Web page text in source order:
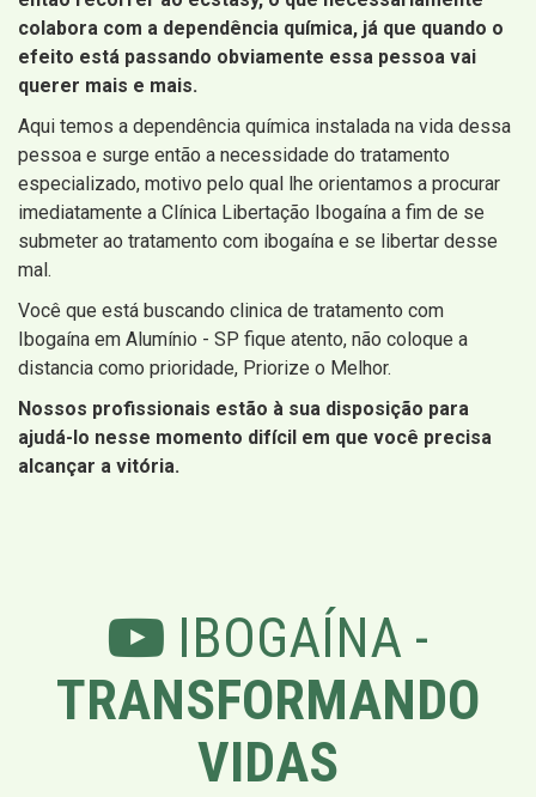
colabora com a dependência química, já que quando o
efeito está passando obviamente essa pessoa vai
querer mais e mais.
Aqui temos a dependência química instalada na vida dessa
pessoa e surge então a necessidade do tratamento
especializado, motivo pelo qual lhe orientamos a procurar
imediatamente a Clínica Libertação Ibogaína a fim de se
submeter ao tratamento com ibogaína e se libertar desse
mal.
Você que está buscando clinica de tratamento com
Ibogaína em Alumínio - SP fique atento, não coloque a
distancia como prioridade, Priorize o Melhor.
Nossos profissionais estão à sua disposição para
ajudá-lo nesse momento difícil em que você precisa
alcançar a vitória.
IBOGAÍNA -
TRANSFORMANDO
VIDAS